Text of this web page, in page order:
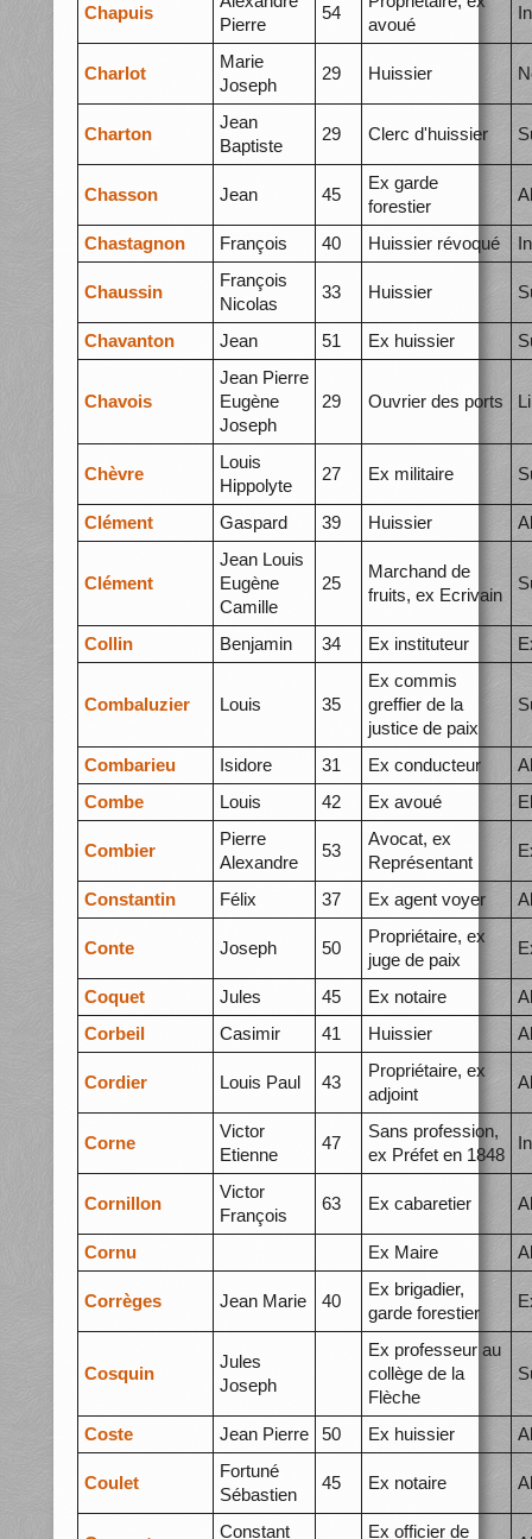
Chapuis
Pierre
54
avoué
Charlot
Marie
Joseph
29 Huissier
Charton
Jean
Baptiste
29 Clerc d'huissier
Chasson Jean 45
Ex garde
forestier
Chastagnon François 40 Huissier révoqué
Chaussin
François
Nicolas
33 Huissier
Chavanton Jean 51 Ex huissier
Chavois
Jean Pierre
Eugène
Joseph
29 Ouvrier des ports
Chèvre
Louis
Hippolyte
27 Ex militaire
Clément Gaspard 39 Huissier
Clément
Jean Louis
Eugène
Camille
25
Marchand de
fruits, ex Ecrivain
Collin Benjamin 34 Ex instituteur
Combaluzier Louis 35
Ex commis
greffier de la
justice de paix
Combarieu Isidore 31 Ex conducteur
Combe
Louis 42 Ex avoué
Combier
Pierre
Alexandre
53
Avocat, ex
Représentant
Constantin Félix 37 Ex agent voyer
Conte Joseph 50
Propriétaire, ex
juge de paix
Coquet Jules 45 Ex notaire
Corbeil
Casimir 41 Huissier
Cordier Louis Paul 43
Propriétaire, ex
adjoint
Corne
Victor
Etienne
47
Sans profession,
ex Préfet en 1848
Cornillon
Victor
François
63 Ex cabaretier
Cornu Ex Maire
Corrèges Jean Marie 40
Ex brigadier,
garde forestier
Cosquin
Jules
Joseph
Ex professeur au
collège de la
Flèche
Coste Jean Pierre 50 Ex huissier
Coulet
Fortuné
Sébastien
45 Ex notaire
Constant Ex officier de